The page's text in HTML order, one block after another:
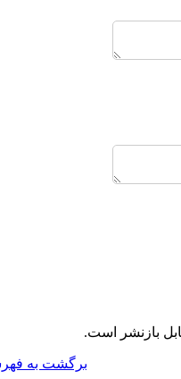
بازنشر است.
برگشت به